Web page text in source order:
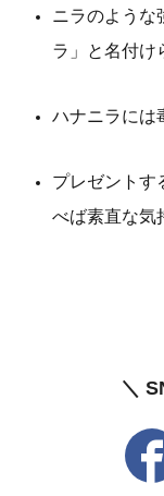
ニラのような
ラ」と名付け
ハナニラには
プレゼントす
べば素直な気
＼